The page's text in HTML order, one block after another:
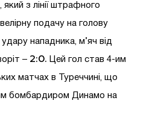
з лінії штрафного
подачу на голову
удару нападника, м’яч від
– 2:0. Цей гол став 4-им
матчах в Туреччині, що
бомбардиром Динамо на